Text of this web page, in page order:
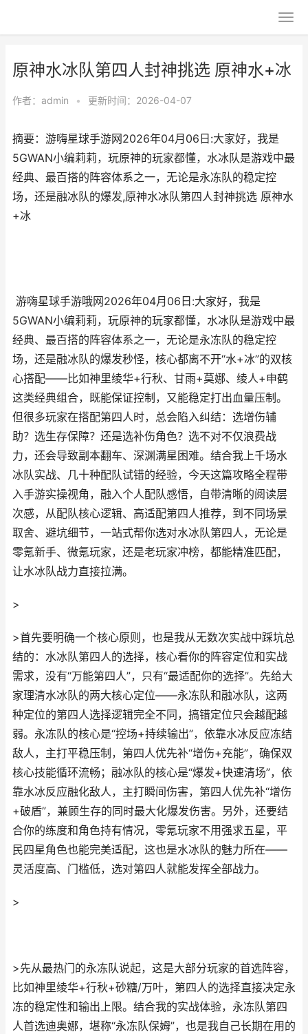
原神水冰队第四人封神挑选 原神水+冰
作者： admin • 更新时间：2026-04-07
摘要：游嗨星球手游网2026年04月06日:大家好，我是
5GWAN小编莉莉，玩原神的玩家都懂，水冰队是游戏中最
经典、最百搭的阵容体系之一，无论是永冻队的稳定控
场，还是融冰队的爆发,原神水冰队第四人封神挑选 原神水
+冰
游嗨星球手游哦网2026年04月06日:大家好，我是
5GWAN小编莉莉，玩原神的玩家都懂，水冰队是游戏中最
经典、最百搭的阵容体系之一，无论是永冻队的稳定控
场，还是融冰队的爆发秒怪，核心都离不开“水+冰”的双核
心搭配——比如神里绫华+行秋、甘雨+莫娜、绫人+申鹤
这类经典组合，既能保证控制，又能稳定打出血量压制。
但很多玩家在搭配第四人时，总会陷入纠结：选增伤辅
助？选生存保障？还是选补伤角色？选不对不仅浪费战
力，还会导致副本翻车、深渊满星困难。结合我上千场水
冰队实战、几十种配队试错的经验，今天这篇攻略全程带
入手游实操视角，融入个人配队感悟，自带清晰的阅读层
次感，从配队核心逻辑、高适配第四人推荐，到不同场景
取舍、避坑细节，一站式帮你选对水冰队第四人，无论是
零氪新手、微氪玩家，还是老玩家冲榜，都能精准匹配，
让水冰队战力直接拉满。
>
>首先要明确一个核心原则，也是我从无数次实战中踩坑总
结的：水冰队第四人的选择，核心看你的阵容定位和实战
需求，没有“万能第四人”，只有“最适配你的选择”。先给大
家理清水冰队的两大核心定位——永冻队和融冰队，这两
种定位的第四人选择逻辑完全不同，搞错定位只会越配越
弱。永冻队的核心是“控场+持续输出”，依靠水冰反应冻结
敌人，主打平稳压制，第四人优先补“增伤+充能”，确保双
核心技能循环流畅；融冰队的核心是“爆发+快速清场”，依
靠水冰反应融化敌人，主打瞬间伤害，第四人优先补“增伤
+破盾”，兼顾生存的同时最大化爆发伤害。另外，还要结
合你的练度和角色持有情况，零氪玩家不用强求五星，平
民四星角色也能完美适配，这也是水冰队的魅力所在——
灵活度高、门槛低，选对第四人就能发挥全部战力。
>
>先从最热门的永冻队说起，这是大部分玩家的首选阵容，
比如神里绫华+行秋+砂糖/万叶，第四人的选择直接决定永
冻的稳定性和输出上限。结合我的实战体验，永冻队第四
人首选迪奥娜，堪称“永冻队保姆”，也是我自己长期在用的